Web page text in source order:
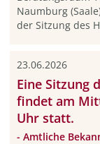
Naumburg
der Sitzung des
23.06.2026
Eine Sitzung
findet am
Uhr statt.
- Amtliche